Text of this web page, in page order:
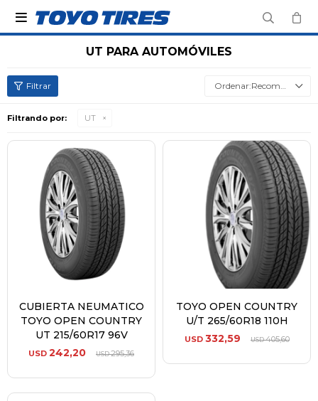

UT PARA AUTOMÓVILES
Recomendados
Filtrando por: UT
CUBIERTA NEUMATICO
TOYO OPEN COUNTRY
UT 215/60R17 96V
USD 242,20 USD295,36
TOYO OPEN COUNTRY
U/T 265/60R18 110H
USD 332,59 USD405,60